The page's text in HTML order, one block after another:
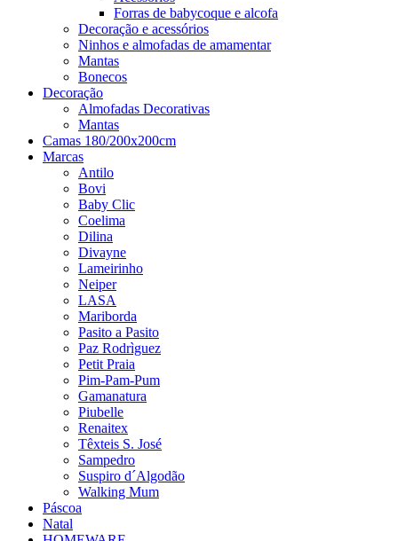
Forras de babycoque e alcofa
Decoração e acessórios
Ninhos e almofadas de amamentar
Mantas
Bonecos
Decoração
Almofadas Decorativas
Mantas
Camas 180/200x200cm
Marcas
Antilo
Bovi
Baby Clic
Coelima
Dilina
Divayne
Lameirinho
Neiper
LASA
Mariborda
Pasito a Pasito
Paz Rodrìguez
Petit Praia
Pim-Pam-Pum
Gamanatura
Piubelle
Renaitex
Têxteis S. José
Sampedro
Suspiro d´Algodão
Walking Mum
Páscoa
Natal